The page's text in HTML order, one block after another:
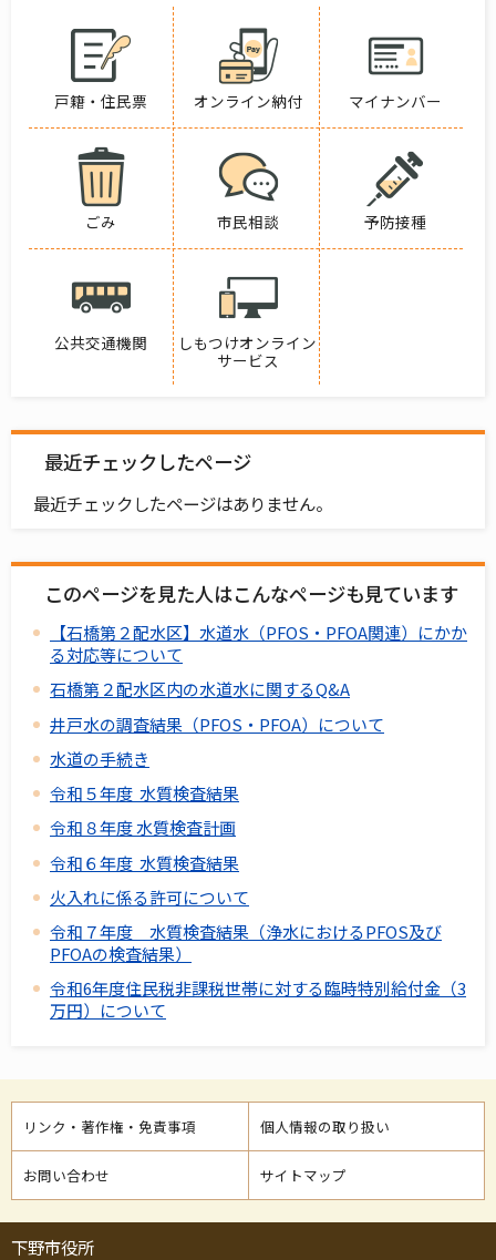
戸籍・住民票 オンライン納付 マイナンバー
ごみ 市民相談 予防接種
公共交通機関
しもつけオンライン
サービス
最近チェックしたページ
最近チェックしたページはありません。
このページを見た人はこんなページも見ています
【石橋第２配水区】水道水（PFOS・PFOA関連）にかか
る対応等について
石橋第２配水区内の水道水に関するQ&A
井戸水の調査結果（PFOS・PFOA）について
水道の手続き
令和５年度 水質検査結果
令和８年度 水質検査計画
令和６年度 水質検査結果
火入れに係る許可について
令和７年度 水質検査結果（浄水におけるPFOS及び
PFOAの検査結果）
令和6年度住民税非課税世帯に対する臨時特別給付金（3
万円）について
リンク・著作権・免責事項 個人情報の取り扱い
お問い合わせ サイトマップ
下野市役所